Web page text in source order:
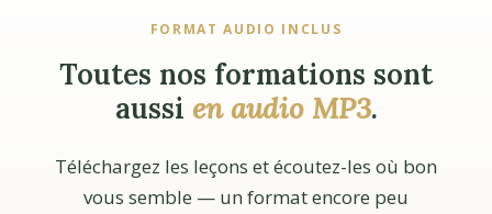
FORMAT AUDIO INCLUS
Toutes nos formations sont
aussi en audio MP3.
Téléchargez les leçons et écoutez-les où bon
vous semble — un format encore peu